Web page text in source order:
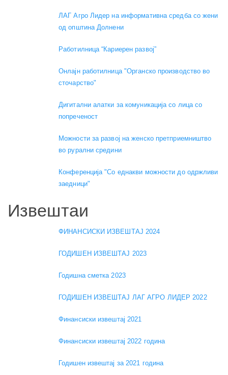
ЛАГ Агро Лидер на информативна средба со жени
од општина Долнени
Работилница “Кариерен развој”
Онлајн работилница "Органско производство во
сточарство"
Дигитални алатки за комуникација со лица со
попреченост
Можности за развој на женско претприемништво
во рурални средини
Конференција "Со еднакви можности до одржливи
заедници"
Извештаи
ФИНАНСИСКИ ИЗВЕШТАЈ 2024
ГОДИШЕН ИЗВЕШТАЈ 2023
Годишна сметка 2023
ГОДИШЕН ИЗВЕШТАЈ ЛАГ АГРО ЛИДЕР 2022
Финансиски извештај 2021
Финансиски извештај 2022 година
Годишен извештај за 2021 година